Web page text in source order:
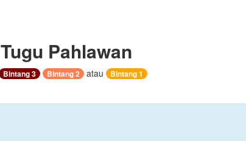
Tugu Pahlawan
Bintang 3 Bintang 2 atau Bintang 1